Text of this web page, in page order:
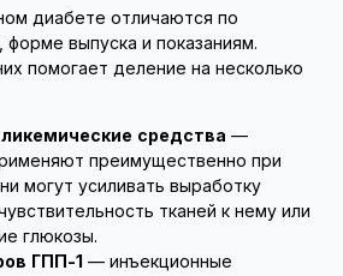
диабете отличаются по
выпуска и показаниям.
помогает деление на несколько
средства —
преимущественно при
могут усиливать выработку
тканей к нему или
глюкозы.
ГПП-1 — инъекционные